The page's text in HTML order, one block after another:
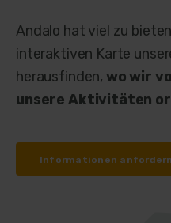
Andalo hat viel zu
interaktiven Karte
herausfinden, wo wir
unsere Aktivitäten
Informationen anfordern